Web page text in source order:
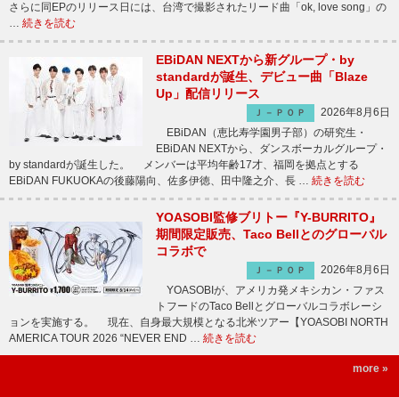
さらに同EPのリリース日には、台湾で撮影されたリード曲「ok, love song」の
… 続きを読む
EBiDAN NEXTから新グループ・by
standardが誕生、デビュー曲「Blaze
Up」配信リリース
Ｊ－ＰＯＰ
2026年8月6日
EBiDAN（恵比寿学園男子部）の研究生・
EBiDAN NEXTから、ダンスボーカルグループ・
by standardが誕生した。 メンバーは平均年齢17才、福岡を拠点とする
EBiDAN FUKUOKAの後藤陽向、佐多伊徳、田中隆之介、長 … 続きを読む
YOASOBI監修ブリトー『Y-BURRITO』
期間限定販売、Taco Bellとのグローバル
コラボで
Ｊ－ＰＯＰ
2026年8月6日
YOASOBIが、アメリカ発メキシカン・ファス
トフードのTaco Bellとグローバルコラボレーシ
ョンを実施する。 現在、自身最大規模となる北米ツアー【YOASOBI NORTH
AMERICA TOUR 2026 “NEVER END … 続きを読む
more »